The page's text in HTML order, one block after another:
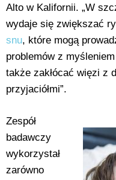
Alto w Kalifornii. „W
wydaje się zwiększać
snu, które mogą
problemów z
także zakłócać więzi z
przyjaciółmi”.
Zespół
badawczy
wykorzystał
zarówno